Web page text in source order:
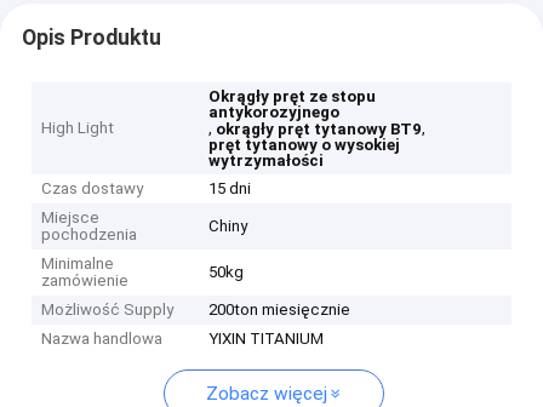
Opis Produktu
High Light
Okrągły pręt ze stopu
antykorozyjnego
, okrągły pręt tytanowy BT9,
pręt tytanowy o wysokiej
wytrzymałości
Czas dostawy
15 dni
Miejsce
pochodzenia
Chiny
Minimalne
zamówienie
50kg
Możliwość Supply
200ton miesięcznie
Nazwa handlowa
YIXIN TITANIUM
Zobacz więcej